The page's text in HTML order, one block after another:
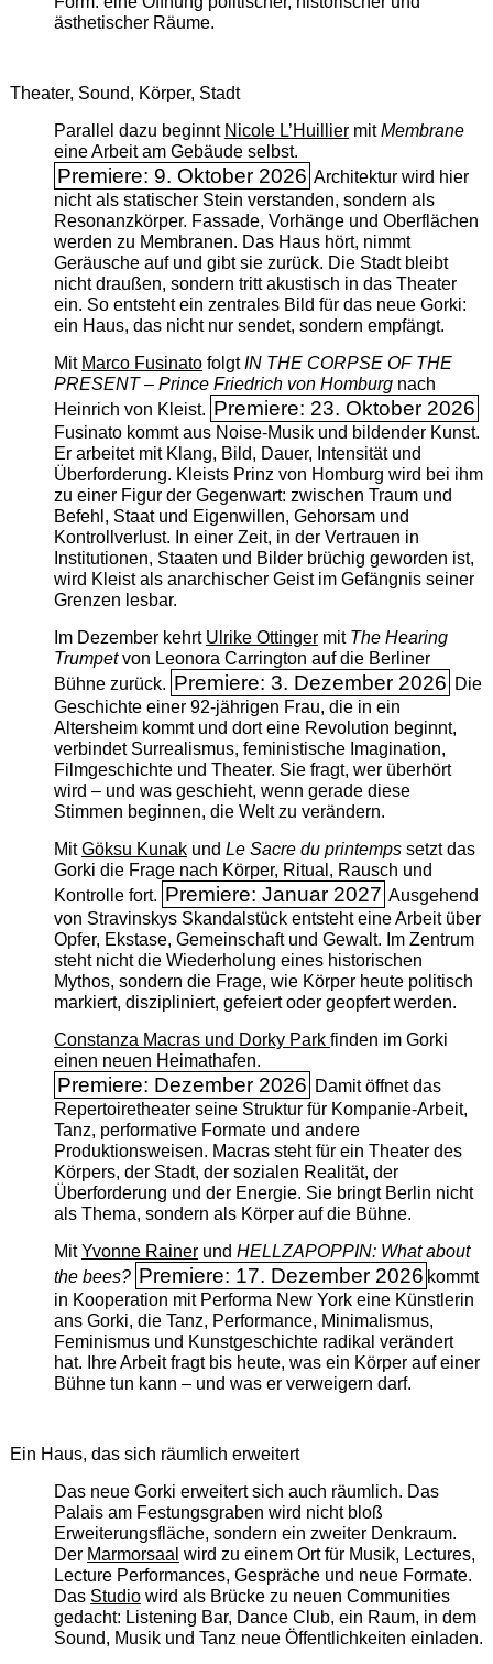
ästhetischer Räume.
Theater, Sound, Körper, Stadt
Parallel dazu beginnt Nicole L’Huilliermit ­Membrane
eine Arbeit am Gebäude selbst.
Premiere: 9. Oktober 2026 Architektur wird hier
nicht als statischer Stein verstanden, sondern als
Resonanzkörper. Fassade, Vorhänge und Oberflächen
werden zu Membranen. Das Haus hört, nimmt
Geräusche auf und gibt sie zurück. Die Stadt bleibt
nicht draußen, sondern tritt akustisch in das Theater
ein. So entsteht ein zentrales Bild für das neue Gorki:
ein Haus, das nicht nur sendet, sondern empfängt.
Mit Marco FusinatofolgtIN THE CORPSE OF THE
PRESENT – Prince Friedrich von Homburgnach
Heinrich von Kleist. Premiere: 23. Oktober 2026
Fusinato kommt aus Noise-Musik und bildender Kunst.
Er arbeitet mit Klang, Bild, Dauer, Intensität und
Überforderung. Kleists Prinz von Homburg wird bei ihm
zu einer Figur der Gegenwart: zwischen Traum und
Befehl, Staat und Eigenwillen, Gehorsam und
Kontrollverlust. In einer Zeit, in der Vertrauen in
Institutionen, Staaten und Bilder brüchig geworden ist,
wird Kleist als anarchischer Geist im Gefängnis seiner
Grenzen lesbar.
Im Dezember kehrt Ulrike Ottingermit The ­Hearing
Trumpetvon Leonora Carrington auf die Berliner
Bühne zurück. Premiere: 3. Dezember 2026 Die
Geschichte einer 92-jährigen Frau, die in ein
Altersheim kommt und dort eine Revolution beginnt,
verbindet Surrealismus, feministische Imagination,
Filmgeschichte und Theater. Sie fragt, wer überhört
wird – und was geschieht, wenn gerade diese
Stimmen beginnen, die Welt zu verändern.
MitGöksu Kunakund Le Sacre du printempssetzt das
Gorki die Frage nach Körper, Ritual, Rausch und
Kontrolle fort. Premiere: Januar 2027 Ausgehend
von Stravinskys Skandalstück entsteht eine Arbeit über
Opfer, Ekstase, Gemeinschaft und Gewalt. Im Zentrum
steht nicht die Wiederholung eines historischen
Mythos, sondern die Frage, wie Körper heute politisch
markiert, diszipliniert, gefeiert oder geopfert werden.
Constanza Macras und Dorky Park finden im Gorki
einen neuen Heimathafen.
Premiere: Dezember 2026 Damit öffnet das
Repertoiretheater seine Struktur für Kompanie-Arbeit,
Tanz, performative Formate und andere
Produktionsweisen. Macras steht für ein Theater des
Körpers, der Stadt, der sozialen Realität, der
Überforderung und der Energie. Sie bringt Berlin nicht
als Thema, sondern als Körper auf die Bühne.
MitYvonne Rainerund HELLZAPOPPIN: What about
the bees? Premiere: 17. Dezember 2026 kommt
in Kooperation mit Performa New York eine Künstlerin
ans Gorki, die Tanz, Performance, Minimalismus,
Feminismus und Kunstgeschichte radikal verändert
hat. Ihre Arbeit fragt bis heute, was ein Körper auf einer
Bühne tun kann – und was er verweigern darf.
Ein Haus, das sich räumlich erweitert
Das neue Gorki erweitert sich auch räumlich. Das
Palais am Festungsgraben wird nicht bloß
Erweiterungsfläche, sondern ein zweiter Denkraum.
Der Marmorsaal wird zu einem Ort für Musik, Lectures,
Lecture Performances, Gespräche und neue Formate.
Das Studiowird als Brücke zu neuen Communities
gedacht: Listening Bar, Dance Club, ein Raum, in dem
Sound, Musik und Tanz neue Öffentlichkeiten einladen.